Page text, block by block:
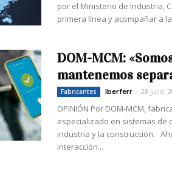
por el Ministerio de Industria,
primera línea y acompañar a
DOM-MCM:
mantenemos
Fabricantes Iberferr - 28 julio,
OPINIÓN Por DOM-MCM,
especializado en sistemas de
industria y la construcción.
interacción...